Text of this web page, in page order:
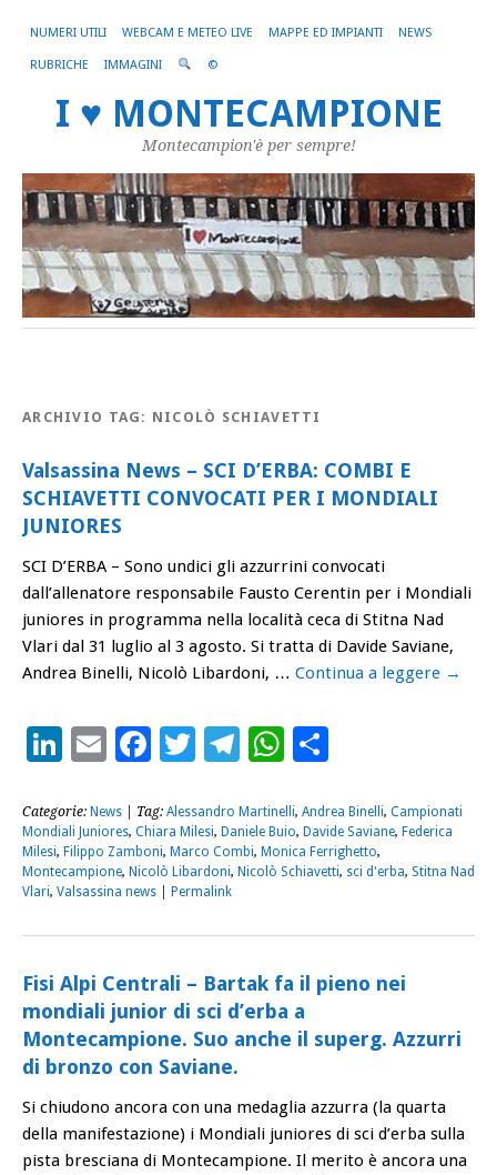
NUMERI UTILI WEBCAM E METEO LIVE MAPPE ED IMPIANTI NEWS
RUBRICHE IMMAGINI ©
I ♥ MONTECAMPIONE
Montecampion'è per sempre!
ARCHIVIO TAG: NICOLÒ SCHIAVETTI
Valsassina News – SCI D’ERBA: COMBI E
SCHIAVETTI CONVOCATI PER I MONDIALI
JUNIORES
SCI D’ERBA – Sono undici gli azzurrini convocati
dall’allenatore responsabile Fausto Cerentin per i Mondiali
juniores in programma nella località ceca di Stitna Nad
Vlari dal 31 luglio al 3 agosto. Si tratta di Davide Saviane,
Andrea Binelli, Nicolò Libardoni, … Continua a leggere →
LinkedIn
EmailFacebook
Twitter
Telegram
WhatsApp
Categorie: News | Tag: Alessandro Martinelli, Andrea Binelli, Campionati
Mondiali Juniores, Chiara Milesi, Daniele Buio, Davide Saviane, Federica
Milesi, Filippo Zamboni, Marco Combi, Monica Ferrighetto,
Montecampione, Nicolò Libardoni, Nicolò Schiavetti, sci d'erba, Stitna Nad
Vlari, Valsassina news Permalink
Fisi Alpi Centrali – Bartak fa il pieno nei
mondiali junior di sci d’erba a
Montecampione. Suo anche il superg. Azzurri
di bronzo con Saviane.
Si chiudono ancora con una medaglia azzurra (la quarta
della manifestazione) i Mondiali juniores di sci d’erba sulla
pista bresciana di Montecampione. Il merito è ancora una